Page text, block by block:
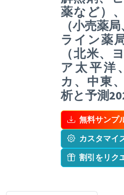
薬など）
（小売薬
ライン薬
（北米、
ア太平洋
カ、中東
析と予測
無料サンプ
カスタマイ
割引をリク